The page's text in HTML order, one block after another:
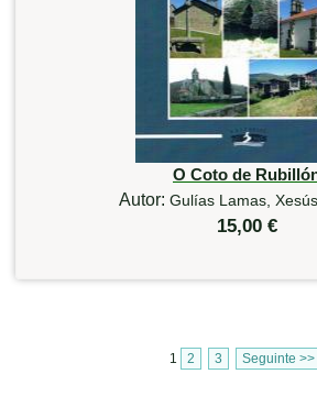
O Coto de
Autor: Gulías Lamas,
15,00 €
1 2 3 Seguinte >>